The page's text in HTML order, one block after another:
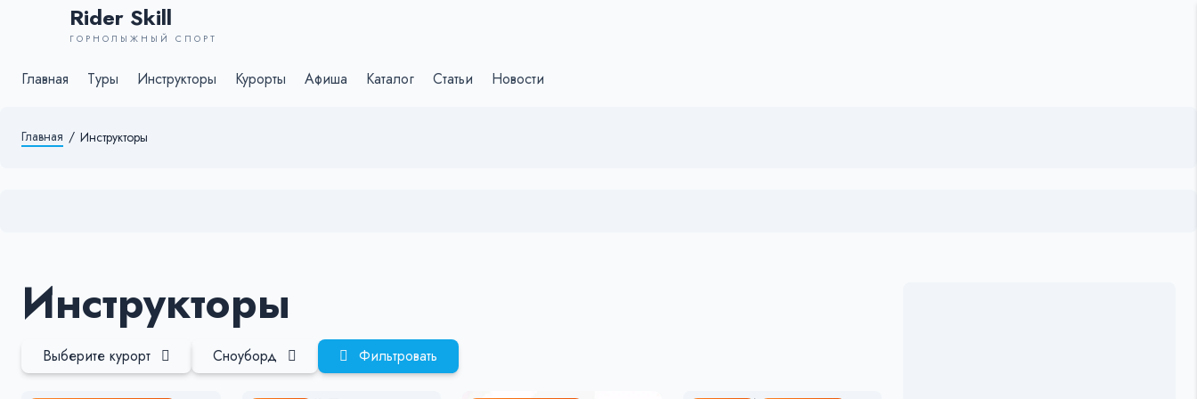
Rider Skill
ГОРНОЛЫЖНЫЙ СПОРТ
Главная Туры Инструкторы Курорты Афиша Каталог Статьи Новости
Главная / Инструкторы
Инструкторы
Выберите курорт Сноуборд Фильтровать